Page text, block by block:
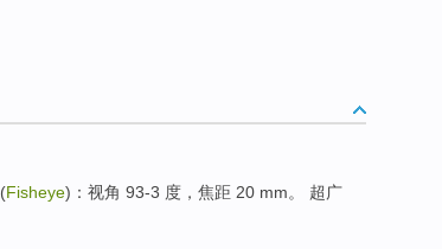
(Fisheye)：视角 93-3 度，焦距 20 mm。 超广